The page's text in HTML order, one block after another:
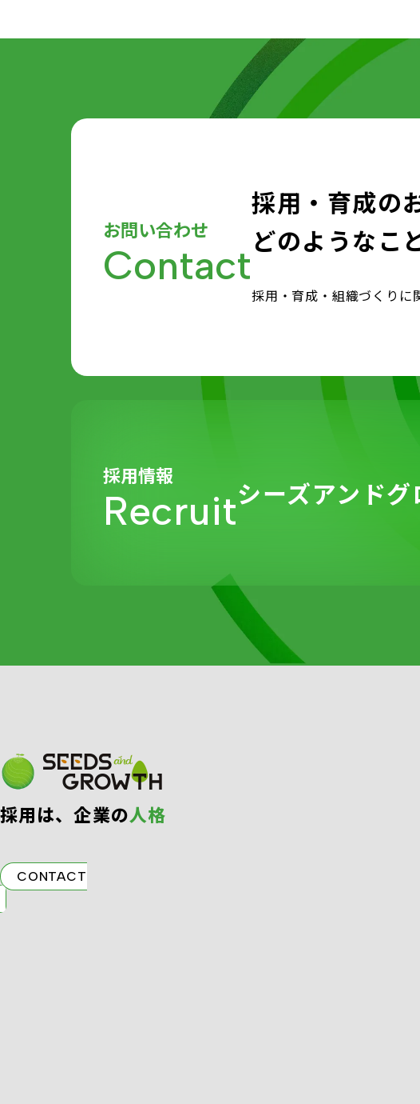
お問い合わせ
Contact
採用・育成の
どのようなこ
採用・育成・組織づくりに
採用情報
Recruitシーズアンドグ
採⽤は、企業の⼈格
CONTACT